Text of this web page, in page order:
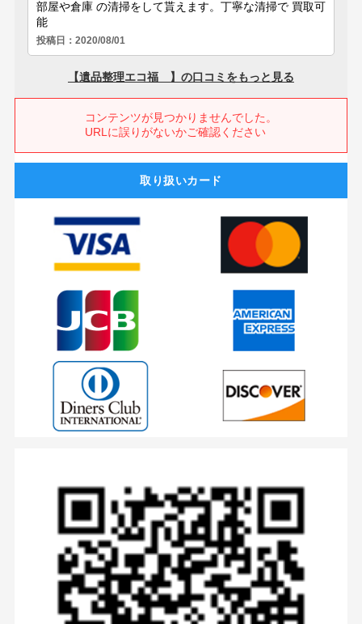
取り扱いカード